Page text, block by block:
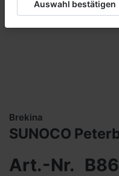
Brekina
SUNOCO
Art.-Nr.
Auswahl bestätigen